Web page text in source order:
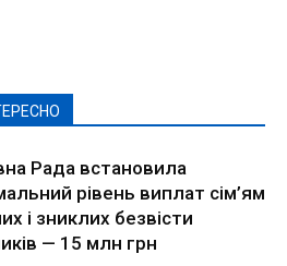
Рада встановила
рівень виплат сім’ям
і зниклих безвісти
— 15 млн грн